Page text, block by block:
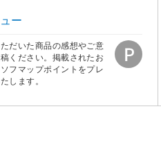
ー
だいた商品の感想やご意
ください。掲載されたお
フマップポイントをプレ
します。